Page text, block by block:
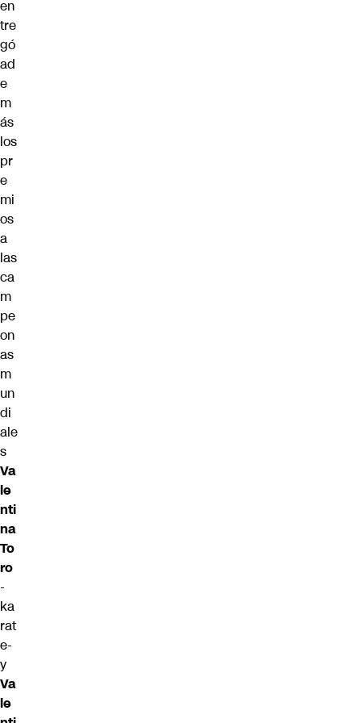
en
tre
gó
ad
e
m
ás
los
pr
e
mi
os
a
las
ca
m
pe
on
as
m
un
di
ale
s
Va
le
nti
na
To
ro
-
ka
rat
e-
y
Va
le